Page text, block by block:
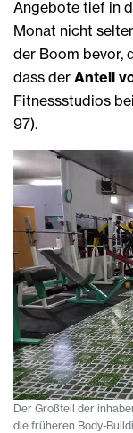
Angebote tief in
Monat nicht
der Boom bevor,
dass der Anteil
Fitnessstudios bei
97).
Der Großteil der
die früheren Body-